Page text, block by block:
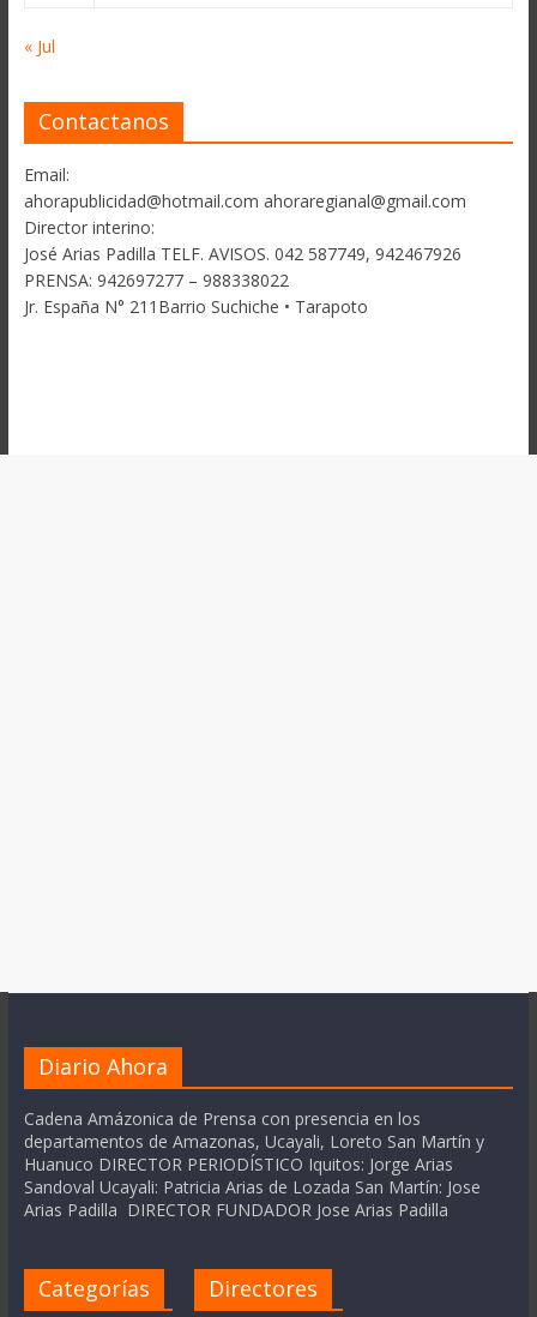
« Jul
Contactanos
Email:
ahorapublicidad@hotmail.com ahoraregianal@gmail.com
Director interino:
José Arias Padilla TELF. AVISOS. 042 587749, 942467926
PRENSA: 942697277 – 988338022
Jr. España N° 211Barrio Suchiche • Tarapoto
Diario Ahora
Cadena Amázonica de Prensa con presencia en los
departamentos de Amazonas, Ucayali, Loreto San Martín y
Huanuco DIRECTOR PERIODÍSTICO Iquitos: Jorge Arias
Sandoval Ucayali: Patricia Arias de Lozada San Martín: Jose
Arias Padilla DIRECTOR FUNDADOR Jose Arias Padilla
Categorías Directores